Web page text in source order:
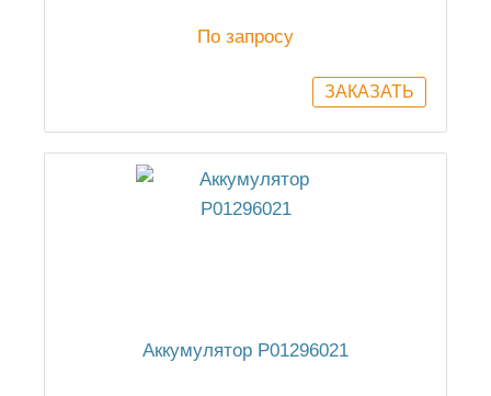
По запросу
Аккумулятор P01296021